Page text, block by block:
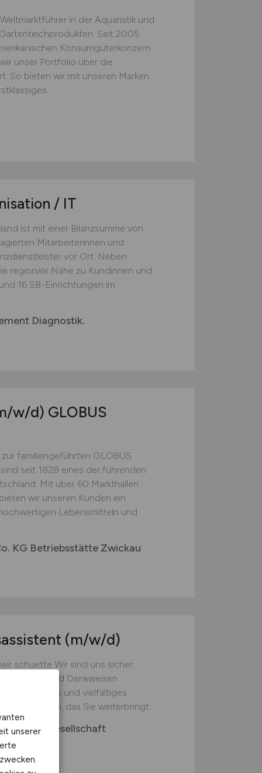
in der Aquaristik und
Seit 2005
Konsumgüterkonzern
unser Portfolio über die
So bieten wir mit unseren Marken
/ IT
ist mit einer Bilanzsumme von
Mitarbeiterinnen und
vor Ort. Neben
regionale Nähe zu Kundinnen und
16 SB-Einrichtungen im
Diagnostik.
w/d) GLOBUS
familiengeführten GLOBUS
seit 1828 eines der führenden
Mit über 60 Markthallen
wir unseren Kunden ein
Lebensmitteln und
KG Betriebsstätte Zwickau
(m/w/d)
schuette Wir sind uns sicher:
und Denkweisen
ein offenes und vielfältiges
buntes Team, das Sie weiterbringt....
unserer